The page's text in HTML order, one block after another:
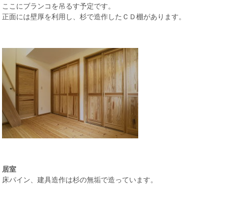
ここにブランコを吊るす予定です。
正面には壁厚を利用し、杉で造作したＣＤ棚があります。
居室
床パイン、建具造作は杉の無垢で造っています。